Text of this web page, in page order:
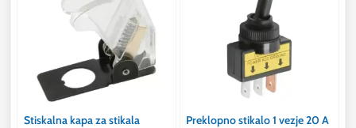
Stiskalna kapa za stikala
Preklopno stikalo 1 vezje 20 A